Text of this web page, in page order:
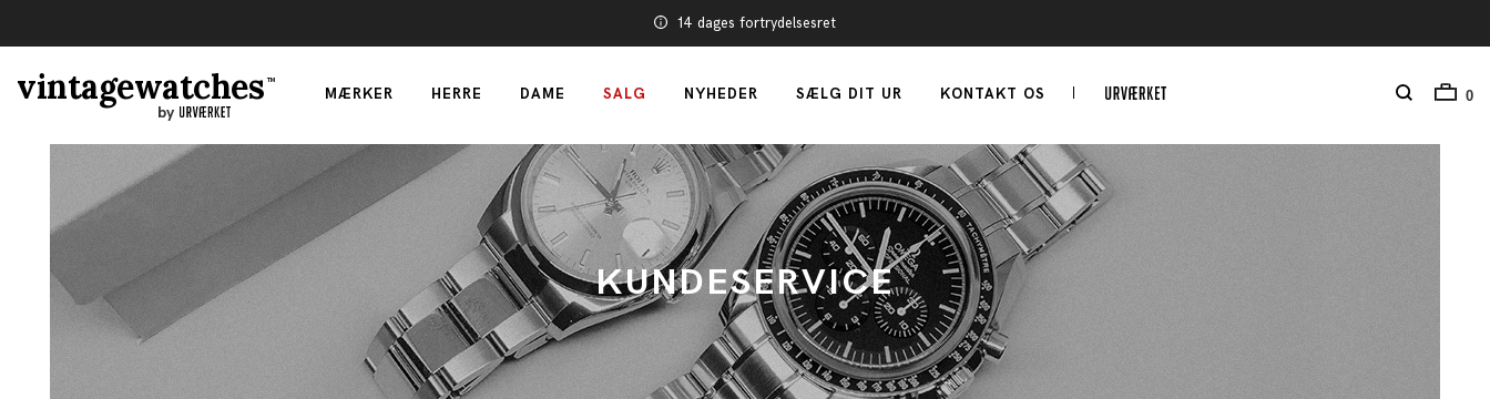
14 dages fortrydelsesret
vintagewatches TM
by
MÆRKER HERRE DAME SALG NYHEDER SÆLG DIT UR KONTAKT OS 0
KUNDESERVICE